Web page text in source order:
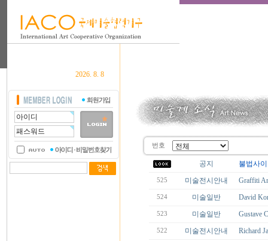
2026. 8. 8
번호
공지 불법사
525 미술전시안내 Graffiti
524 미술일반 David
523 미술일반 Gustave
522 미술전시안내 Richard